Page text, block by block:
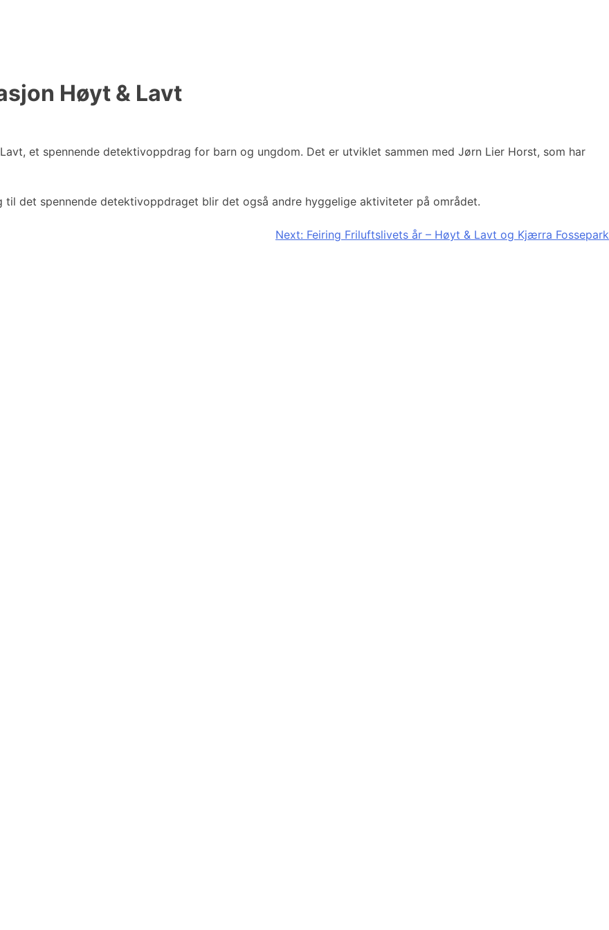
Høyt & Lavt
et spennende detektivoppdrag for barn og ungdom. Det er utviklet sammen med Jørn Lier Horst, som har
det spennende detektivoppdraget blir det også andre hyggelige aktiviteter på området.
Next: Feiring Friluftslivets år – Høyt & Lavt og Kjærra Fossepark